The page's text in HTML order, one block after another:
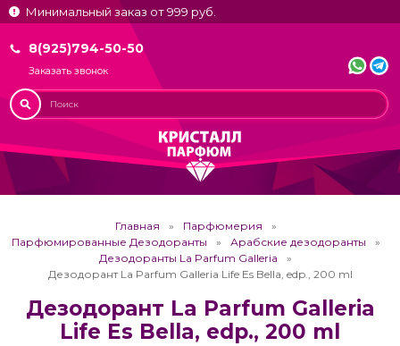
Минимальный заказ от 999 руб.
8(925)794-50-50
Заказать звонок
Главная
Парфюмерия
Парфюмированные Дезодоранты
Арабские дезодоранты
Дезодоранты La Parfum Galleria
Дезодорант La Parfum Galleria Life Es Bella, edp., 200 ml
Дезодорант La Parfum Galleria
Life Es Bella, edp., 200 ml